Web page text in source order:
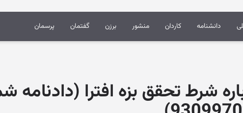
دانشنامه کاردان منشور برزن گفتمان پرسمان
شرط تحقق بزه افترا (دادنامه